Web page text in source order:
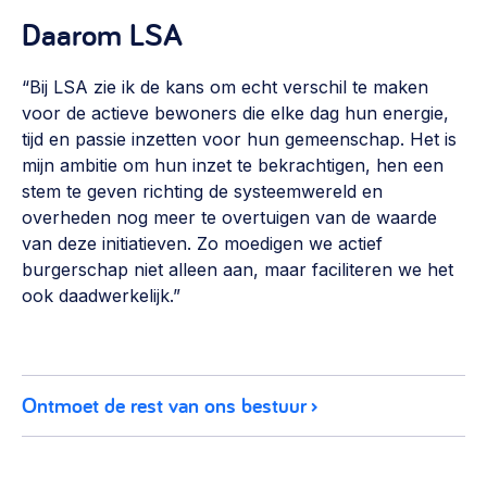
Energiecollectieven, buurt vergroenen, SDG >
Meebeslissen
Uitdaagrecht, gemeenschapsfondsen, lokale democratie >
Samenwerken en lokale politiek
Lobbyen, invloed uitoefenen, maatschappelijke impact >
Omgevingswet en gebiedsontwikkeling
invoering omgevingswet, participatie,
gebiedsontwikkeling>
Daarom LSA
“Bij LSA zie ik de kans om echt verschil te maken
voor de actieve bewoners die elke dag hun energie,
tijd en passie inzetten voor hun gemeenschap. Het is
mijn ambitie om hun inzet te bekrachtigen, hen een
stem te geven richting de systeemwereld en
overheden nog meer te overtuigen van de waarde
van deze initiatieven. Zo moedigen we actief
burgerschap niet alleen aan, maar faciliteren we het
ook daadwerkelijk.”
Ontmoet de rest van ons bestuur